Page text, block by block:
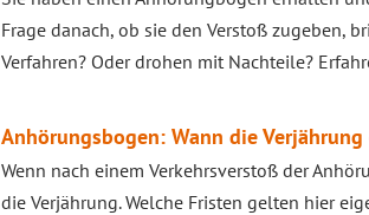
Frage danach, ob sie den Verstoß zugeben,
Verfahren? Oder drohen mit Nachteile?
Anhörungsbogen: Wann die
Wenn nach einem Verkehrsverstoß der
die Verjährung. Welche Fristen gelten hier